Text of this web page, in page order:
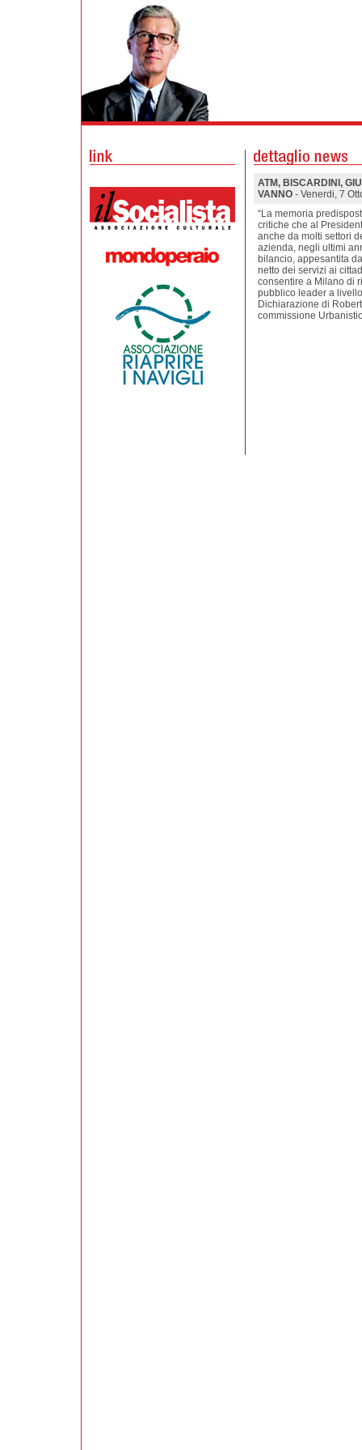
ATM, BISCARDINI,
VANNO - Venerdi, 7
“La memoria
critiche che al
anche da molti settori
azienda, negli ultimi
bilancio, appesantita
netto dei servizi ai
consentire a Milano di
pubblico leader a
Dichiarazione di
commissione